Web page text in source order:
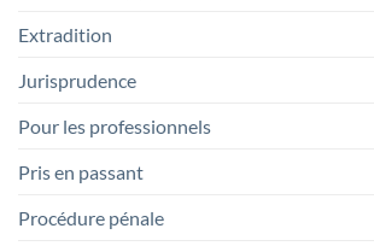
Extradition
Jurisprudence
Pour les professionnels
Pris en passant
Procédure pénale